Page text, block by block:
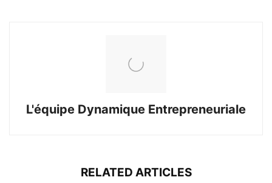
L'équipe Dynamique Entrepreneuriale
RELATED ARTICLES